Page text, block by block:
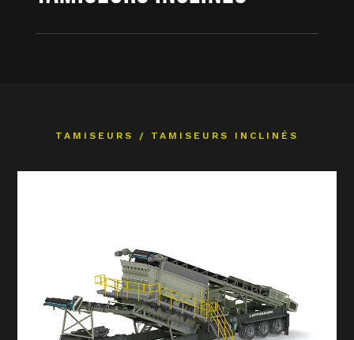
TAMISEURS / TAMISEURS INCLINÉS